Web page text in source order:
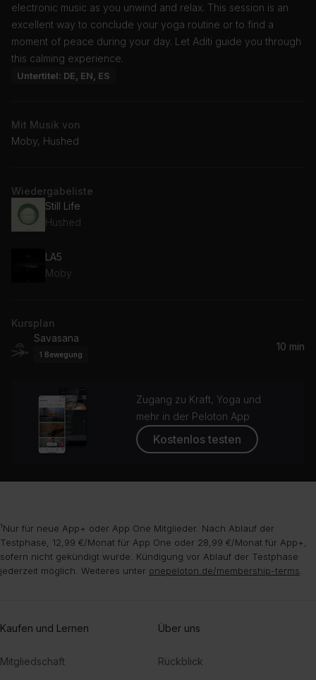
electronic music as you unwind and relax. This session is an
excellent way to conclude your yoga routine or to find a
moment of peace during your day. Let Aditi guide you through
this calming experience.
Untertitel: DE, EN, ES
Mit Musik von
Moby, Hushed
Wiedergabeliste
Still Life
Hushed
LA5
Moby
Kursplan
Savasana
1 Bewegung
10 min
Zugang zu Kraft, Yoga und
mehr in der Peloton App
Kostenlos testen
¹Nur für neue App+ oder App One Mitglieder. Nach Ablauf der
Testphase, 12,99 €/Monat für App One oder 28,99 €/Monat für App+,
sofern nicht gekündigt wurde. Kündigung vor Ablauf der Testphase
jederzeit möglich. Weiteres unter onepeloton.de/membership-terms
Kaufen und Lernen
Mitgliedschaft
Über uns
Rückblick